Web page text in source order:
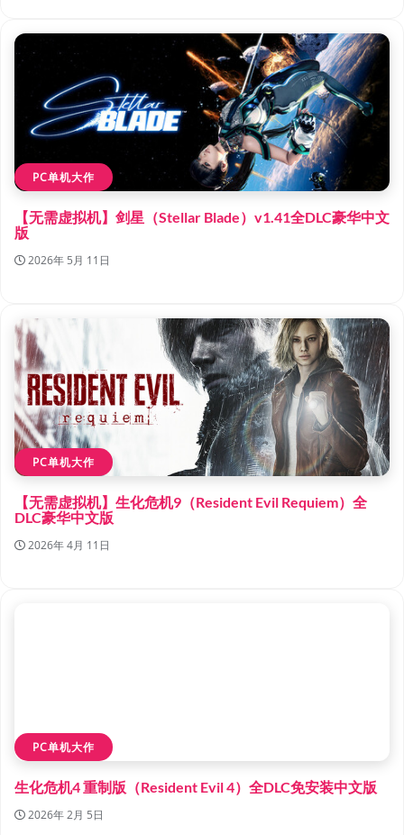
PC单机大作
【无需虚拟机】剑星（Stellar Blade）v1.41全DLC豪华中文
版
2026年 5月 11日
PC单机大作
【无需虚拟机】生化危机9（Resident Evil Requiem）全
DLC豪华中文版
2026年 4月 11日
PC单机大作
生化危机4 重制版（Resident Evil 4）全DLC免安装中文版
2026年 2月 5日